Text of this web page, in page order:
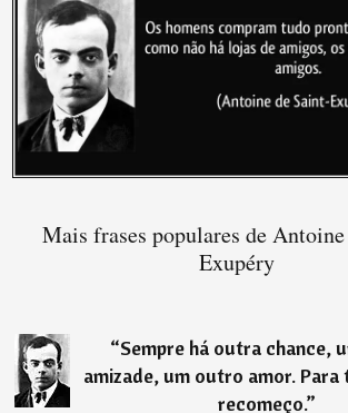
Mais frases populares de
Exupéry
“Sempre há outra chance,
amizade, um outro amor. Para
recomeço.”